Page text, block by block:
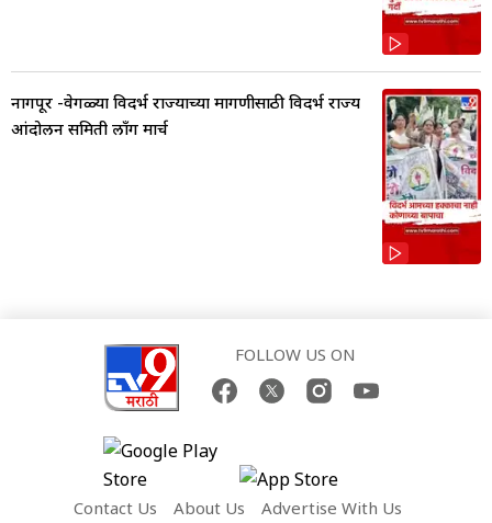
नागपूर -वेगळ्या विदर्भ राज्याच्या मागणीसाठी विदर्भ राज्य
आंदोलन समिती लाँग मार्च
FOLLOW US ON
Contact Us About Us
Advertise With Us